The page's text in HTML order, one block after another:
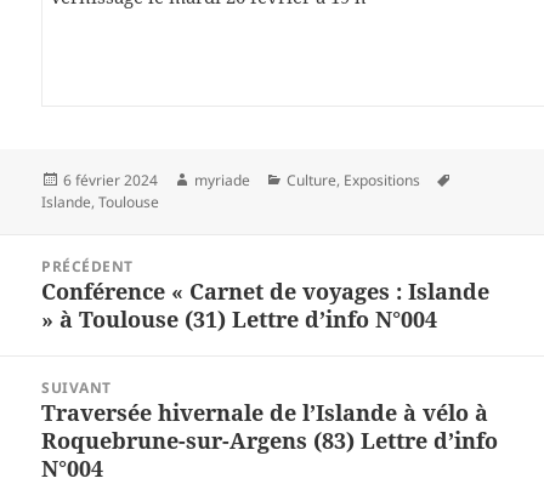
Publié
le
6 février 2024 Auteur
myriade Catégories
Culture, Expositions
Islande,Toulouse
l’article
PRÉCÉDENT
Article
précédent :
Conférence « Carnet de voyages : Islande
» à Toulouse (31) Lettre d’info N°004
SUIVANT
Article
suivant :
Traversée hivernale de l’Islande à vélo à
Roquebrune-sur-Argens (83) Lettre d’info
N°004